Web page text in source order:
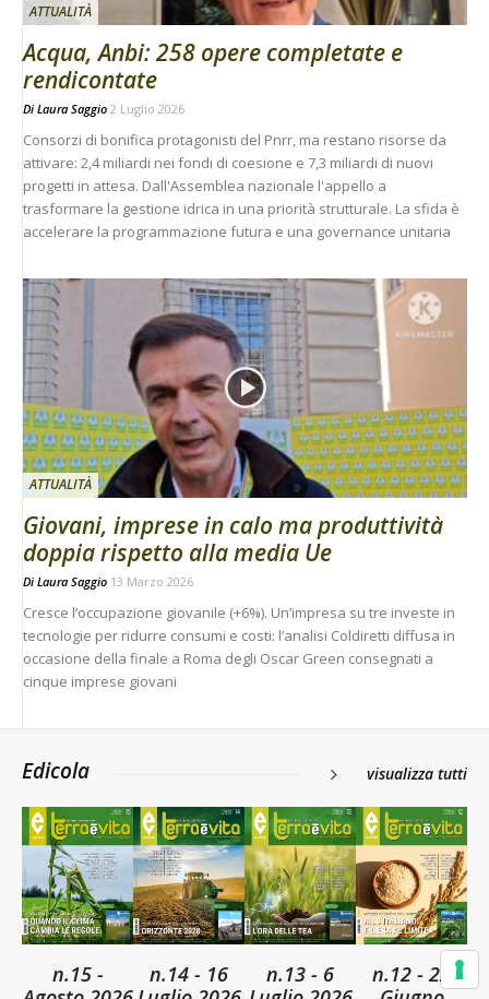
ATTUALITÀ
Acqua, Anbi: 258 opere completate e
rendicontate
Di Laura Saggio 2 Luglio 2026
Consorzi di bonifica protagonisti del Pnrr, ma restano risorse da
attivare: 2,4 miliardi nei fondi di coesione e 7,3 miliardi di nuovi
progetti in attesa. Dall'Assemblea nazionale l'appello a
trasformare la gestione idrica in una priorità strutturale. La sfida è
accelerare la programmazione futura e una governance unitaria
ATTUALITÀ
Giovani, imprese in calo ma produttività
doppia rispetto alla media Ue
Di Laura Saggio 13 Marzo 2026
Cresce l’occupazione giovanile (+6%). Un’impresa su tre investe in
tecnologie per ridurre consumi e costi: l’analisi Coldiretti diffusa in
occasione della finale a Roma degli Oscar Green consegnati a
cinque imprese giovani
Edicola visualizza tutti
n.15 -
n.14 - 16
n.13 - 6
n.12 - 22